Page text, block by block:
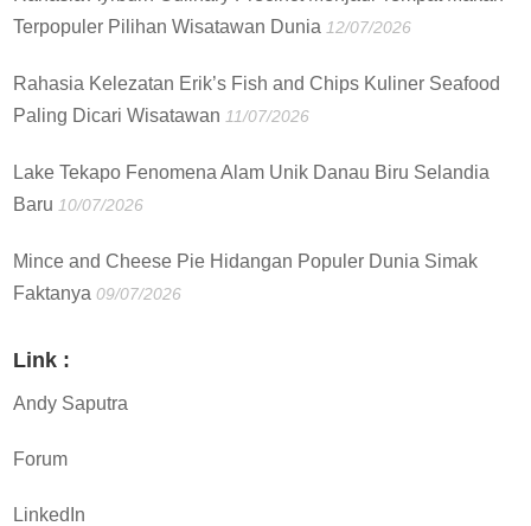
Terpopuler Pilihan Wisatawan Dunia 12/07/2026
Rahasia Kelezatan Erik’s Fish and Chips Kuliner Seafood
Paling Dicari Wisatawan 11/07/2026
Lake Tekapo Fenomena Alam Unik Danau Biru Selandia
Baru 10/07/2026
Mince and Cheese Pie Hidangan Populer Dunia Simak
Faktanya 09/07/2026
Link :
Andy Saputra
Forum
LinkedIn